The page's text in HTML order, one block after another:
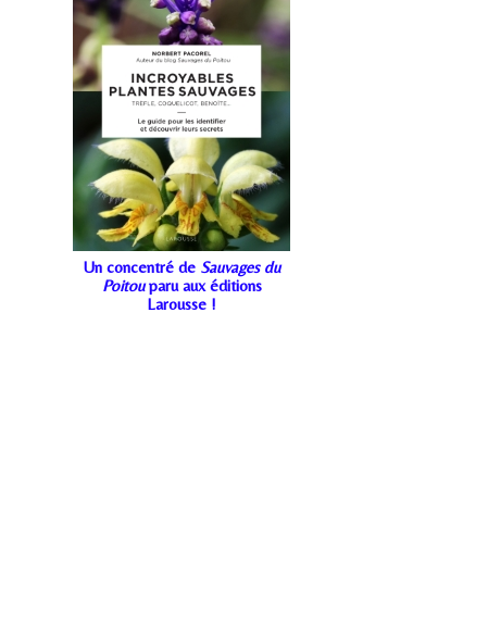
Un concentré de Sauvages du
Poitouparu aux éditions
Larousse !